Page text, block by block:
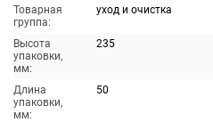
Товарная
группа:
уход и очистка
Высота
упаковки,
мм:
235
Длина
упаковки,
мм:
50